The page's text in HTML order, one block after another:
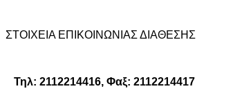
ΣΤΟΙΧΕΙΑ ΕΠΙΚΟΙΝΩΝΙΑΣ ΔΙΑΘΕΣΗΣ
Τηλ: 2112214416, Φαξ: 2112214417